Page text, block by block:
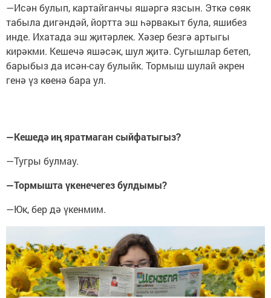
—Исән булып, картайганчы яшәргә язсын. Эткә сөяк
табыла дигәндәй, йортта эш һәрвакыт була, яшибез
инде. Ихатада эш җитәрлек. Хәзер безгә артыгы
кирәкми. Кешечә яшәсәк, шул җитә. Сугышлар бетеп,
барыбыз да исән-сау булыйк. Тормыш шулай әкрен
генә үз көенә бара ул.
—Кешедә иң яратмаган сыйфатыгыз?
—Тугры булмау.
—Тормышта үкенечегез булдымы?
—Юк, бер дә үкенмим.